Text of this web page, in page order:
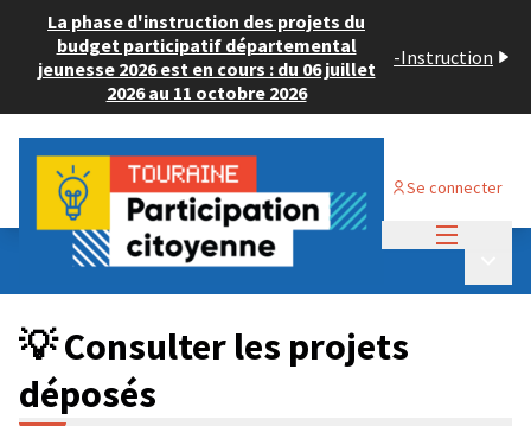
La phase d'instruction des projets du
budget participatif départemental
jeunesse 2026 est en cours : du 06 juillet
2026 au 11 octobre 2026
-Instruction
Se connecter
Budget Participatif JEUNESSE 2024
💡 Consulter les projets déposés
💡 Consulter les projets
déposés